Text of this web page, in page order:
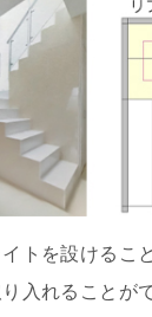
トを設けるこ
入れることが